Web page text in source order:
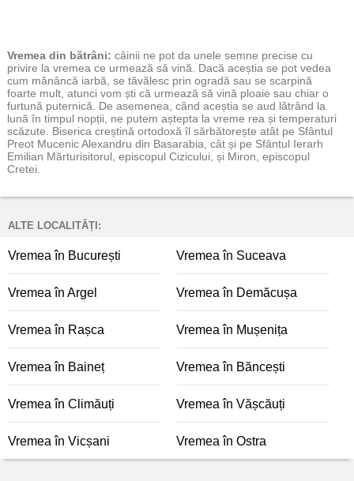
Vremea din bătrâni: câinii ne pot da unele semne precise cu
privire la vremea ce urmează să vină. Dacă aceștia se pot vedea
cum mănâncă iarbă, se tăvălesc prin ogradă sau se scarpină
foarte mult, atunci vom ști că urmează să vină ploaie sau chiar o
furtună puternică. De asemenea, când aceștia se aud lătrând la
lună în timpul nopții, ne putem aștepta la vreme rea și temperaturi
scăzute. Biserica creștină ortodoxă îl sărbătorește atât pe Sfântul
Preot Mucenic Alexandru din Basarabia, cât și pe Sfântul Ierarh
Emilian Mărturisitorul, episcopul Cizicului, și Miron, episcopul
Cretei.
ALTE LOCALITĂȚI:
Vremea în București Vremea în Suceava
Vremea în Argel Vremea în Demăcușa
Vremea în Rașca Vremea în Mușenița
Vremea în Baineț Vremea în Băncești
Vremea în Climăuți Vremea în Vășcăuți
Vremea în Vicșani Vremea în Ostra